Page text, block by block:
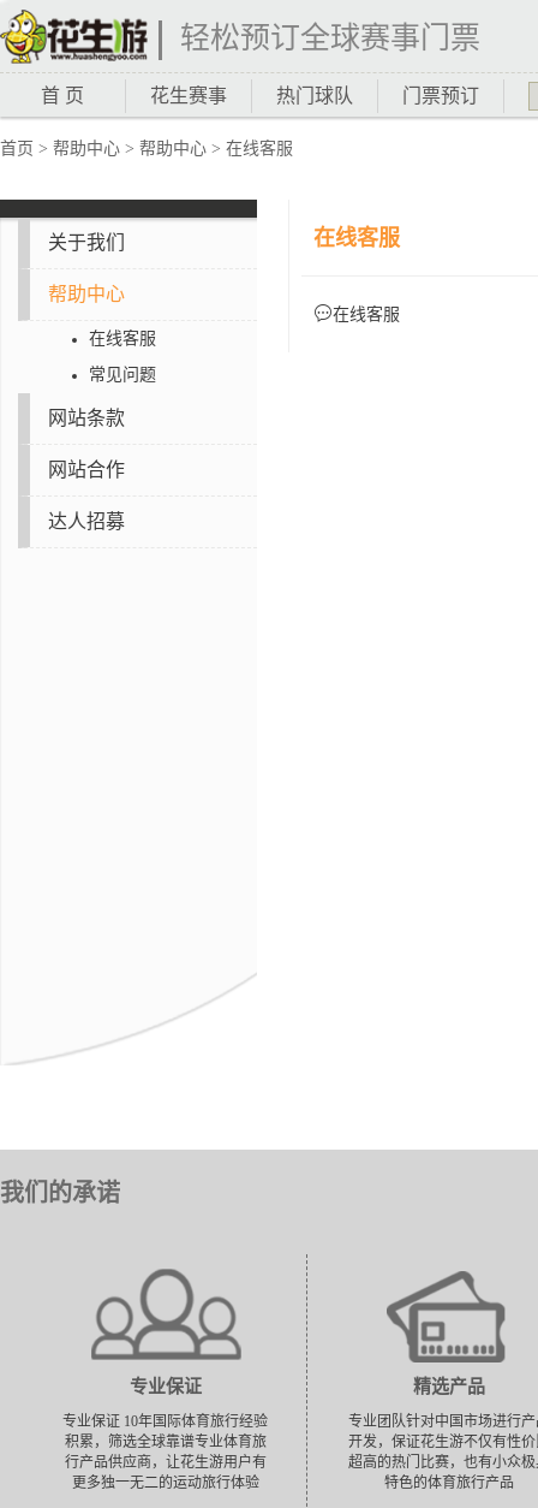
轻松预订全球赛事门票
首 页 花生赛事 热门球队 门票预订
首页 > 帮助中心 > 帮助中心 > 在线客服
关于我们
帮助中心
在线客服
常见问题
网站条款
网站合作
达人招募
在线客服
在线客服
我们的承诺
专业保证
专业保证 10年国际体育旅行经验
积累，筛选全球靠谱专业体育旅
行产品供应商，让花生游用户有
更多独一无二的运动旅行体验
精选产品
专业团队针对中国市场进行产
开发，保证花生游不仅有性价
超高的热门比赛，也有小众极
特色的体育旅行产品